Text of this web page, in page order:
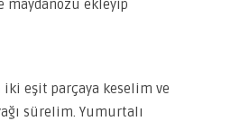
maydanozu ekleyip
iki eşit parçaya keselim ve
sürelim. Yumurtalı